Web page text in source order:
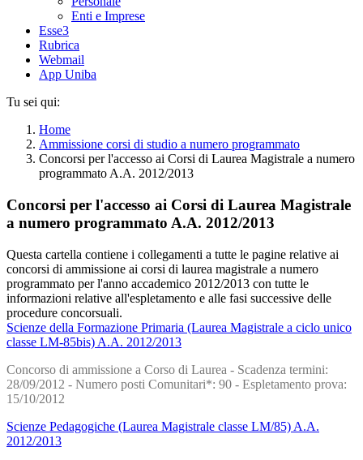
Enti e Imprese
Esse3
Rubrica
Webmail
App Uniba
Tu sei qui:
Home
Ammissione corsi di studio a numero programmato
Concorsi per l'accesso ai Corsi di Laurea Magistrale a numero
programmato A.A. 2012/2013
Concorsi per l'accesso ai Corsi di Laurea Magistrale
a numero programmato A.A. 2012/2013
Questa cartella contiene i collegamenti a tutte le pagine relative ai
concorsi di ammissione ai corsi di laurea magistrale a numero
programmato per l'anno accademico 2012/2013 con tutte le
informazioni relative all'espletamento e alle fasi successive delle
procedure concorsuali.
Scienze della Formazione Primaria (Laurea Magistrale a ciclo unico
classe LM-85bis) A.A. 2012/2013
Concorso di ammissione a Corso di Laurea - Scadenza termini:
28/09/2012 - Numero posti Comunitari*: 90 - Espletamento prova:
15/10/2012
Scienze Pedagogiche (Laurea Magistrale classe LM/85) A.A.
2012/2013